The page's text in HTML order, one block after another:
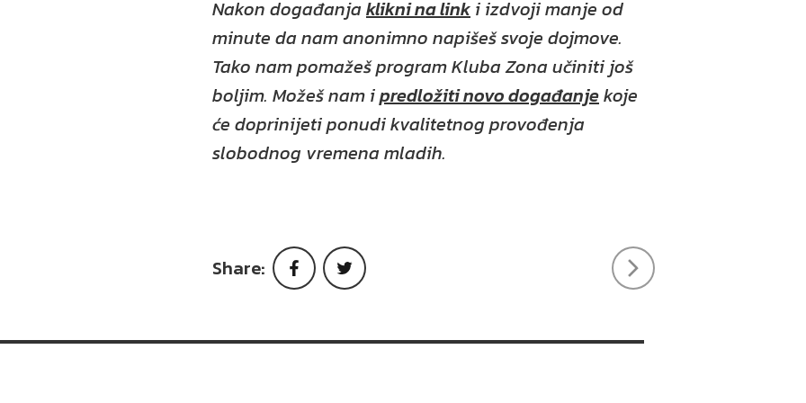
Nakon događanjaklikni na link i izdvoji manje od
minute da nam anonimno napišeš svoje dojmove.
Tako nam pomažeš program Kluba Zona učiniti još
boljim. Možeš nam ipredložiti novo događanjekoje
će doprinijeti ponudi kvalitetnog provođenja
slobodnog vremena mladih.
Share: Facebook